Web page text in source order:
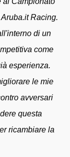
Racing.
di un
come
esperienza.
le mie
avversari
questa
ricambiare la